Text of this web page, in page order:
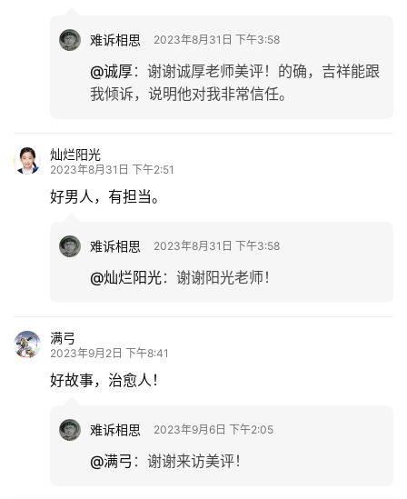
难诉相思 2023年8月31日 下午3:58
@诚厚： 谢谢诚厚老师美评！的确，吉祥能跟
我倾诉，说明他对我非常信任。
灿烂阳光
2023年8月31日 下午2:51
好男人，有担当。
难诉相思 2023年8月31日 下午3:58
@灿烂阳光： 谢谢阳光老师！
满弓
2023年9月2日 下午8:41
好故事，治愈人！
难诉相思 2023年9月6日 下午2:05
@满弓 ： 谢谢来访美评！